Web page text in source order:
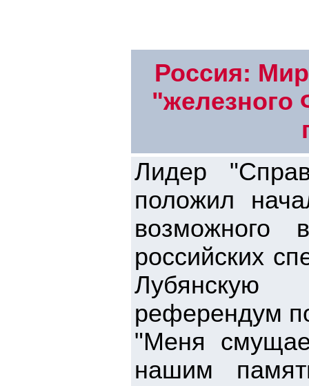
Россия:
"железного
Лидер
положил
возможного
российских
Лубянскую
референдум
"Меня
нашим